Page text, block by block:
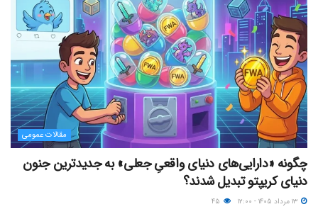
مقالات عمومی
چگونه «دارایی‌های دنیای واقعیِ جعلی» به جدیدترین جنون
دنیای کریپتو تبدیل شدند؟